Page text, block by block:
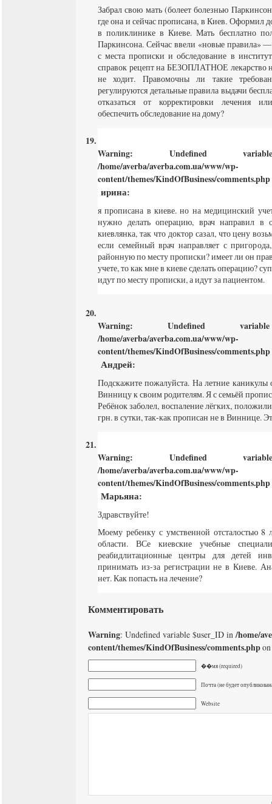
Забрал свою мать (болеет болезнью
где она и сейчас прописана, в Киев. Оформил
в поликлинике в Киеве. Мать бесплатно
Паркинсона. Сейчас ввели «новые правила»
с места прописки и обследование в
справок рецепт на БЕЗОПЛАТНОЕ лекарство
не ходит. Правомочны ли такие
регулируются детальные правила выдачи
отказаться от корректировки лечения
обеспечить обследование на дому?
Warning: Undefined
/home/averba/averba.com.ua/www/wp-
content/themes/KindOfBusiness/comments.php
ирина:
я прописана в киеве. но на медицинский
нужно делать операцию, врач направил в
киевлянка, так что доктор сазал, что цену
если семейный врач направляет с
районную по месту прописки? имеет ли он
учете, то как мне в киеве сделать операцию?
идут по месту прописки, а идут за пациентом.
Warning: Undefined
/home/averba/averba.com.ua/www/wp-
content/themes/KindOfBusiness/comments.php
Андрей:
Подскажите пожалуйста. На летние каникулы
Винницу к своим родителям. Я с семьёй
Ребёнок заболел, воспаление лёгких,
грн. в сутки, так-как прописан не в Виннице.
Warning: Undefined
/home/averba/averba.com.ua/www/wp-
content/themes/KindOfBusiness/comments.php
Марьяна:
Здравствуйте!
Моему ребенку с умственной отсталостью 8
области. ВСе киевские учебные
реабидлитационные центры для детей
принимать из-за регистрации не в Киеве.
нет. Как попасть на лечение?
Комментировать
Warning: Undefined variable $user_ID in/home/
content/themes/KindOfBusiness/comments.php
��мя (required)
Почта (не будет
Website